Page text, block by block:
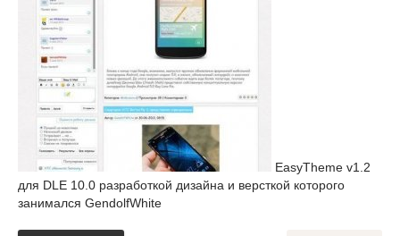
EasyTheme v1.2
для DLE 10.0 разработкой дизайна и версткой которого
занимался GendolfWhite